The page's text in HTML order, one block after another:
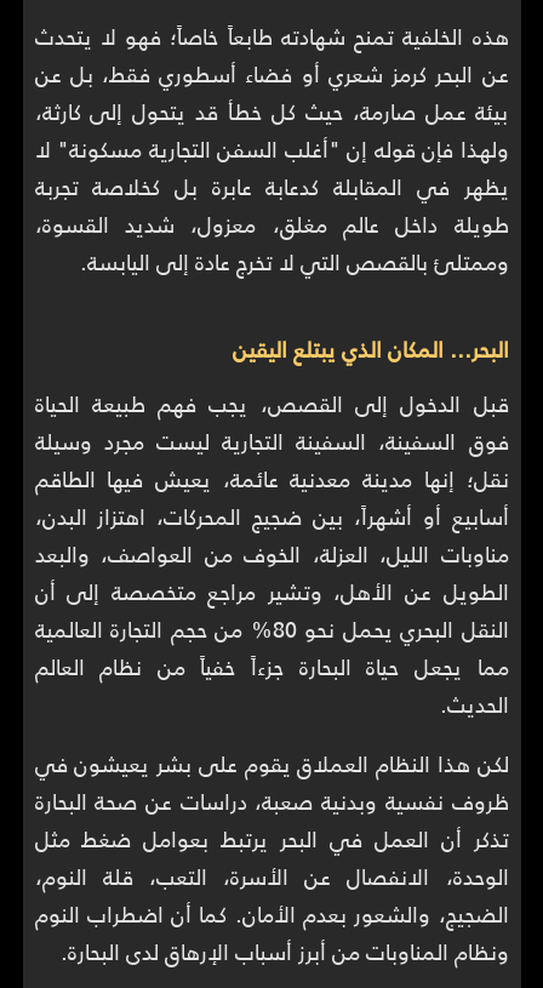
هذه الخلفية تمنح شهادته طابعاً خاصاً؛ فهو لا يتحدث
عن البحر كرمز شعري أو فضاء أسطوري فقط، بل عن
بيئة عمل صارمة، حيث كل خطأ قد يتحول إلى كارثة،
ولهذا فإن قوله إن "أغلب السفن التجارية مسكونة" لا
يظهر في المقابلة كدعابة عابرة بل كخلاصة تجربة
طويلة داخل عالم مغلق، معزول، شديد القسوة،
وممتلئ بالقصص التي لا تخرج عادة إلى اليابسة.
البحر… المكان الذي يبتلع اليقين
قبل الدخول إلى القصص، يجب فهم طبيعة الحياة
فوق السفينة، السفينة التجارية ليست مجرد وسيلة
نقل؛ إنها مدينة معدنية عائمة، يعيش فيها الطاقم
أسابيع أو أشهراً، بين ضجيج المحركات، اهتزاز البدن،
مناوبات الليل، العزلة، الخوف من العواصف، والبعد
الطويل عن الأهل، وتشير مراجع متخصصة إلى أن
النقل البحري يحمل نحو 80% من حجم التجارة العالمية
مما يجعل حياة البحارة جزءاً خفياً من نظام العالم
الحديث.
لكن هذا النظام العملاق يقوم على بشر يعيشون في
ظروف نفسية وبدنية صعبة، دراسات عن صحة البحارة
تذكر أن العمل في البحر يرتبط بعوامل ضغط مثل
الوحدة، الانفصال عن الأسرة، التعب، قلة النوم،
الضجيج، والشعور بعدم الأمان. كما أن اضطراب النوم
ونظام المناوبات من أبرز أسباب الإرهاق لدى البحارة.